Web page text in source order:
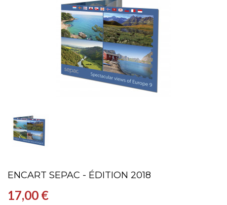
ENCART SEPAC - ÉDITION 2018
17,00 €